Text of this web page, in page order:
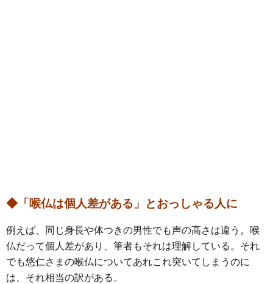
◆「喉仏は個人差がある」とおっしゃる人に
例えば、同じ身長や体つきの男性でも声の高さは違う。喉
仏だって個人差があり、筆者もそれは理解している。それ
でも悠仁さまの喉仏についてあれこれ突いてしまうのに
は、それ相当の訳がある。